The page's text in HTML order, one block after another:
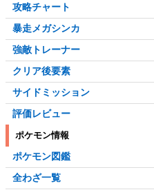
攻略チャート
暴走メガシンカ
強敵トレーナー
クリア後要素
サイドミッション
評価レビュー
ポケモン情報
ポケモン図鑑
全わざ一覧